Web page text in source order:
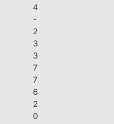
4
-
2
3
3
7
7
6
2
0